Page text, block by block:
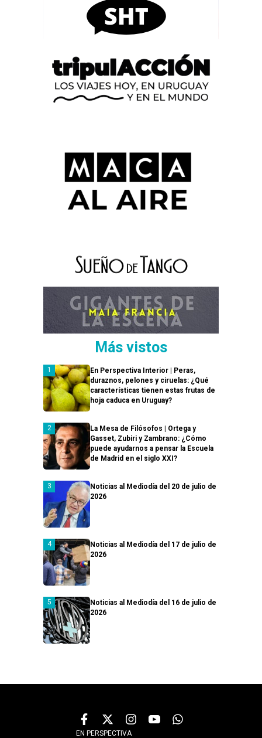
Más vistos
En Perspectiva Interior | Peras,
duraznos, pelones y ciruelas: ¿Qué
características tienen estas frutas de
hoja caduca en Uruguay?
La Mesa de Filósofos | Ortega y
Gasset, Zubiri y Zambrano: ¿Cómo
puede ayudarnos a pensar la Escuela
de Madrid en el siglo XXI?
Noticias al Mediodía del 20 de julio de
2026
Noticias al Mediodía del 17 de julio de
2026
Noticias al Mediodía del 16 de julio de
2026
EN PERSPECTIVA